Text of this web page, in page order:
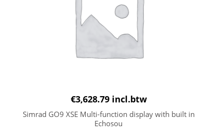
€3,628.79 incl.btw
Simrad GO9 XSE Multi-function display with built in
Echosou